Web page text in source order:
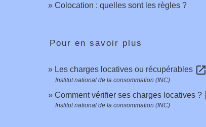
Colocation : quelles sont les règles ?
Pour en savoir plus
Les charges locatives ou récupérables open_in_new
Institut national de la consommation (INC)
Comment vérifier ses charges locatives ?
Institut national de la consommation (INC)